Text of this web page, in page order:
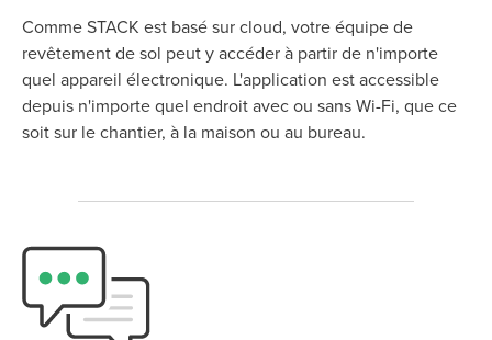
Comme STACK est basé sur cloud, votre équipe de
revêtement de sol peut y accéder à partir de n'importe
quel appareil électronique. L'application est accessible
depuis n'importe quel endroit avec ou sans Wi-Fi, que ce
soit sur le chantier, à la maison ou au bureau.